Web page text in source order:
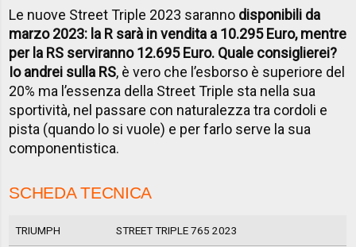
Le nuove Street Triple 2023 saranno disponibili da
marzo 2023: la R sarà in vendita a 10.295 Euro, mentre
per la RS serviranno 12.695 Euro. Quale consiglierei?
Io andrei sulla RS, è vero che l’esborso è superiore del
20% ma l’essenza della Street Triple sta nella sua
sportività, nel passare con naturalezza tra cordoli e
pista (quando lo si vuole) e per farlo serve la sua
componentistica.
SCHEDA TECNICA
TRIUMPH STREET TRIPLE 765 2023